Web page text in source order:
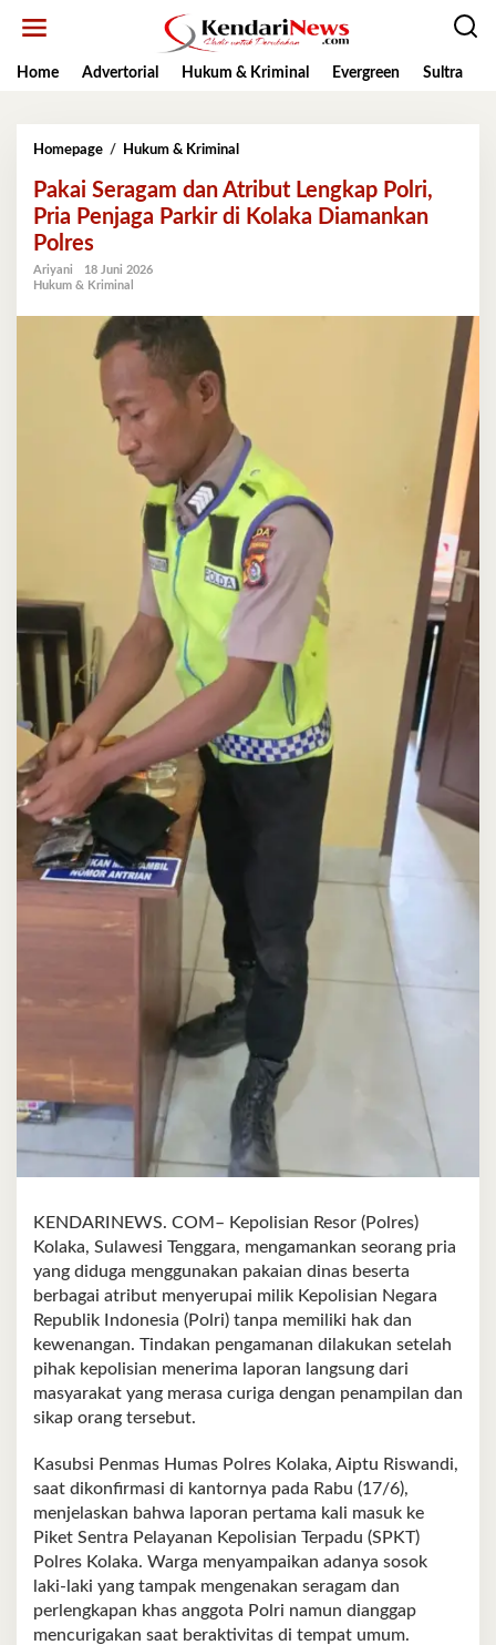
Home
Advertorial Hukum & Kriminal Evergreen Sultra
Homepage / Hukum & Kriminal
dan
Atribut
Lengkap
Pakai Seragam dan Atribut Lengkap Polri,
Pria Penjaga Parkir di Kolaka Diamankan
Polres
Ariyani
18 Juni 2026
Hukum & Kriminal
KENDARINEWS. COM– Kepolisian Resor (Polres)
Kolaka, Sulawesi Tenggara, mengamankan seorang pria
yang diduga menggunakan pakaian dinas beserta
berbagai atribut menyerupai milik Kepolisian Negara
Republik Indonesia (Polri) tanpa memiliki hak dan
kewenangan. Tindakan pengamanan dilakukan setelah
pihak kepolisian menerima laporan langsung dari
masyarakat yang merasa curiga dengan penampilan dan
sikap orang tersebut.
Kasubsi Penmas Humas Polres Kolaka, Aiptu Riswandi,
saat dikonfirmasi di kantornya pada Rabu (17/6),
menjelaskan bahwa laporan pertama kali masuk ke
Piket Sentra Pelayanan Kepolisian Terpadu (SPKT)
Polres Kolaka. Warga menyampaikan adanya sosok
laki‑laki yang tampak mengenakan seragam dan
perlengkapan khas anggota Polri namun dianggap
mencurigakan saat beraktivitas di tempat umum.